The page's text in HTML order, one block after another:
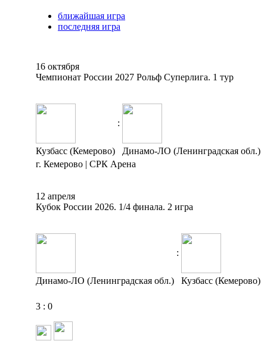
ближайшая игра
последняя игра
16 октября
Чемпионат России 2027 Рольф Суперлига. 1 тур
:
Кузбасс (Кемерово)
Динамо-ЛО (Ленинградская обл.)
г. Кемерово | СРК Арена
12 апреля
Кубок России 2026. 1/4 финала. 2 игра
:
Динамо-ЛО (Ленинградская обл.) Кузбасс (Кемерово)
3 : 0